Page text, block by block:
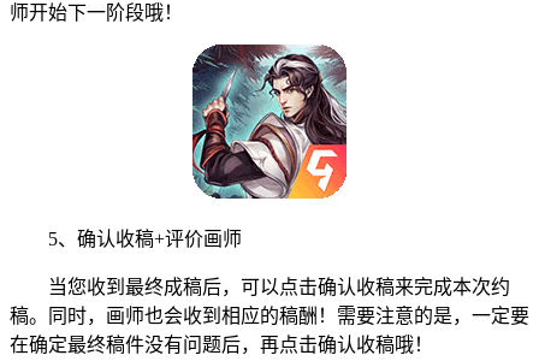
师开始下一阶段哦！
5、确认收稿+评价画师
当您收到最终成稿后，可以点击确认收稿来完成本次约
稿。同时，画师也会收到相应的稿酬！需要注意的是，一定要
在确定最终稿件没有问题后，再点击确认收稿哦！